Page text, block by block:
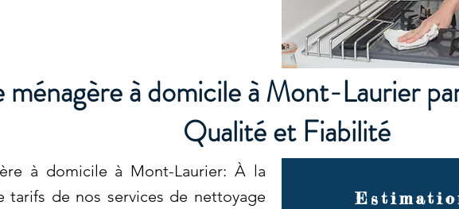
ménagère à domicile à Mont-Laurier
Qualité et Fiabilité
à domicile à Mont-Laurier: À la
tarifs de nos services de nettoyage